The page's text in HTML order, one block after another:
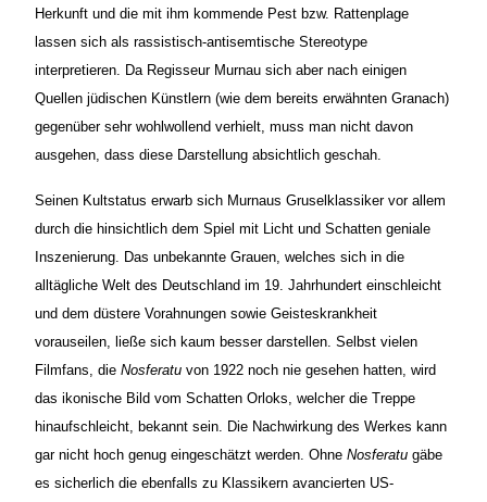
Herkunft und die mit ihm kommende Pest bzw. Rattenplage
lassen sich als rassistisch-antisemtische Stereotype
interpretieren. Da Regisseur Murnau sich aber nach einigen
Quellen jüdischen Künstlern (wie dem bereits erwähnten Granach)
gegenüber sehr wohlwollend verhielt, muss man nicht davon
ausgehen, dass diese Darstellung absichtlich geschah.
Seinen Kultstatus erwarb sich Murnaus Gruselklassiker vor allem
durch die hinsichtlich dem Spiel mit Licht und Schatten geniale
Inszenierung. Das unbekannte Grauen, welches sich in die
alltägliche Welt des Deutschland im 19. Jahrhundert einschleicht
und dem düstere Vorahnungen sowie Geisteskrankheit
vorauseilen, ließe sich kaum besser darstellen. Selbst vielen
Filmfans, die Nosferatu von 1922 noch nie gesehen hatten, wird
das ikonische Bild vom Schatten Orloks, welcher die Treppe
hinaufschleicht, bekannt sein. Die Nachwirkung des Werkes kann
gar nicht hoch genug eingeschätzt werden. Ohne Nosferatu gäbe
es sicherlich die ebenfalls zu Klassikern avancierten US-